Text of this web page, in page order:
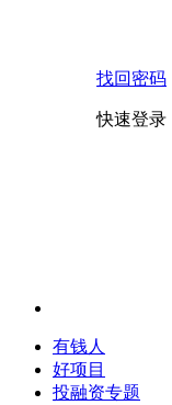
找回密码
快速登录
有钱人
好项目
投融资专题